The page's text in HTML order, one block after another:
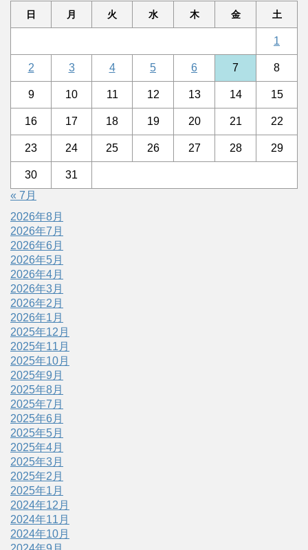
日 月 火 水 木 金 土
1
2 3 4 5 6 7 8
9 10 11 12 13 14 15
16 17 18 19 20 21 22
23 24 25 26 27 28 29
30
31
« 7月
2026年8月
2026年7月
2026年6月
2026年5月
2026年4月
2026年3月
2026年2月
2026年1月
2025年12月
2025年11月
2025年10月
2025年9月
2025年8月
2025年7月
2025年6月
2025年5月
2025年4月
2025年3月
2025年2月
2025年1月
2024年12月
2024年11月
2024年10月